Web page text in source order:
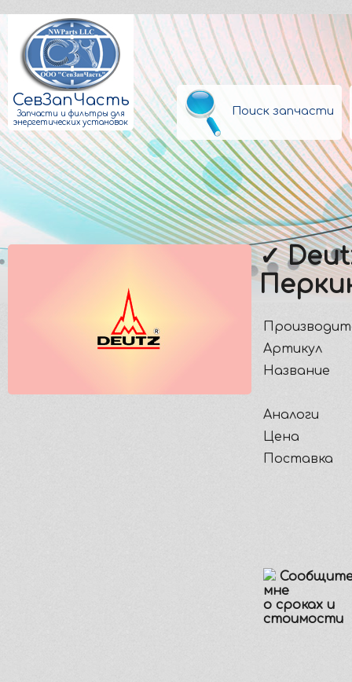
СевЗапЧасть
Запчасти и фильтры для
энергетических установок
Поиск запчасти
✓
Артикул
Название
Аналоги
Цена
Поставка
мне
о сроках и
стоимости